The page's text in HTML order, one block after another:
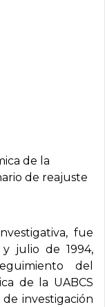
de la
de reajuste
fue
julio de 1994,
del
de la UABCS
investigación